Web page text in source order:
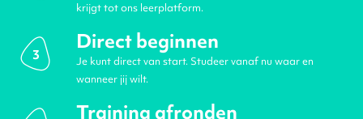
krijgt tot ons leerplatform.
3
Direct beginnen
Je kunt direct van start. Studeer vanaf nu waar en
wanneer jij wilt.
Training afronden